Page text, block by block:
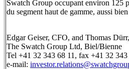
Swatch Group occupant environ 125
du segment haut de gamme, aussi
Edgar Geiser, CFO, and Thomas
The Swatch Group Ltd, Biel/Bienne
Tel +41 32 343 68 11, fax +41 32
e-mail: